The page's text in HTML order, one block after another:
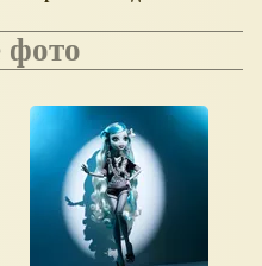
фото